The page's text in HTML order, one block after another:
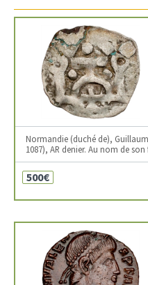
Normandie (duché de),
1087), AR denier. Au nom de
500€